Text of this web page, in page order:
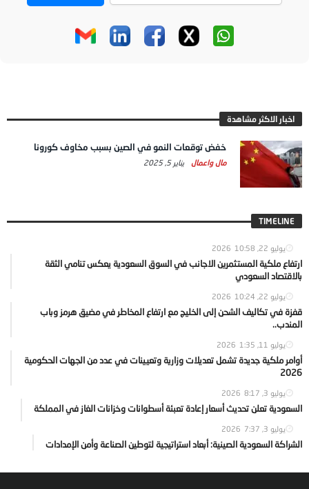
اخبار الاكثر مشاهدة
خفض توقعات النمو في الصين بسبب مخاوف كورونا
مال واعمال يناير 5, 2025
TIMELINE
يوليو 22, 2026 10:58
ارتفاع ملكية المستثمرين الاجانب في السوق السعودية يعكس تنامي الثقة
بالاقتصاد السعودي
يوليو 22, 2026 10:24
قفزة في تكاليف الشحن إلى الخليج مع ارتفاع المخاطر في مضيق هرمز وباب
المندب..
يوليو 11, 2026 1:35
أوامر ملكية جديدة تشمل تعديلات وزارية وتعيينات في عدد من الجهات الحكومية
2026
يوليو 3, 2026 8:17
السعودية تعلن تحديث أسعار إعادة تعبئة أسطوانات وخزانات الغاز في المملكة
يوليو 3, 2026 7:37
الشراكة السعودية الصينية: أبعاد استراتيجية لتوطين الصناعة وأمن الإمدادات